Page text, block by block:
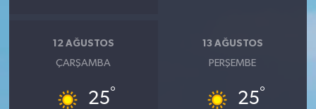
12 AĞUSTOS
ÇARŞAMBA
25°
13 AĞUSTOS
PERŞEMBE
25°